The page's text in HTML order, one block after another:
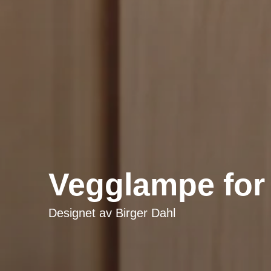
Vegglampe
Designet av Birger Dahl